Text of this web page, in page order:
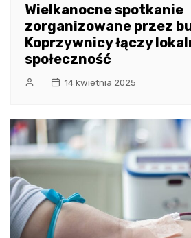
Wielkanocne spotkanie
zorganizowane przez
Koprzywnicy łączy
społeczność
14 kwietnia 2025